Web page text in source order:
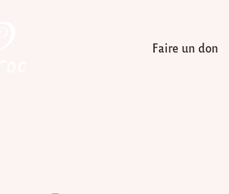
Faire un don